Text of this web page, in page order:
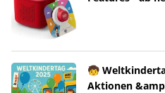
🧒
Aktionen